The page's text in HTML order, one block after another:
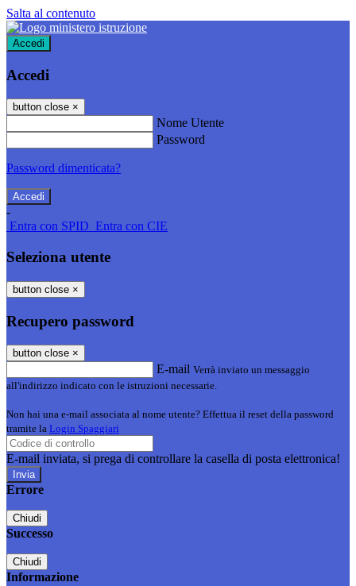
Salta al contenuto
Accedi
Accedi
button close ×
Nome Utente
Password
Password dimenticata?
-
Entra con SPID Entra con CIE
Seleziona utente
button close ×
Recupero password
button close ×
E-mail Verrà inviato un messaggio
all'indirizzo indicato con le istruzioni necessarie.
Non hai una e-mail associata al nome utente? Effettua il reset della password
tramite la Login Spaggiari
E-mail inviata, si prega di controllare la casella di posta elettronica!
Errore
Chiudi
Successo
Chiudi
Informazione